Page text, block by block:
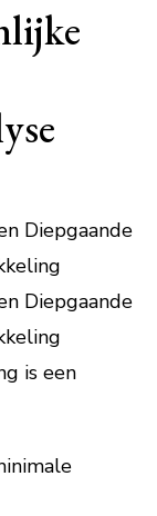
Diepgaande
Diepgaande
is een